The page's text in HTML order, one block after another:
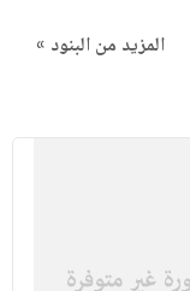
المزيد من البنود »